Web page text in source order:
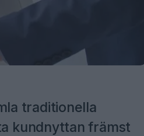
traditionella
kundnyttan främst